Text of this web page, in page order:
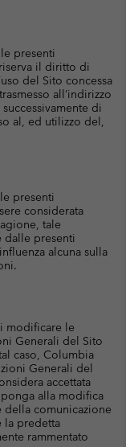
presenti
il diritto di
del Sito concessa
all’indirizzo
di
al, ed utilizzo del,
presenti
considerata
tale
dalle presenti
alcuna sulla
modificare le
Generali del Sito
caso, Columbia
Generali del
accettata
alla modifica
della comunicazione
la predetta
rammentato